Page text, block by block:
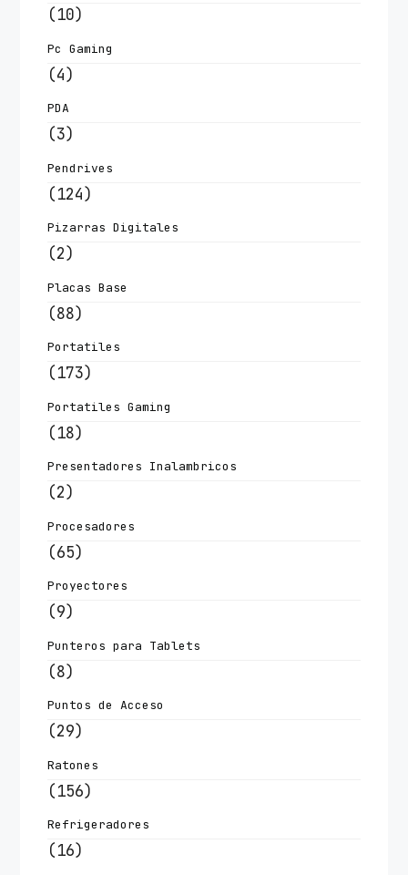
(10)
Pc Gaming
(4)
PDA
(3)
Pendrives
(124)
Pizarras Digitales
(2)
Placas Base
(88)
Portatiles
(173)
Portatiles Gaming
(18)
Presentadores Inalambricos
(2)
Procesadores
(65)
Proyectores
(9)
Punteros para Tablets
(8)
Puntos de Acceso
(29)
Ratones
(156)
Refrigeradores
(16)